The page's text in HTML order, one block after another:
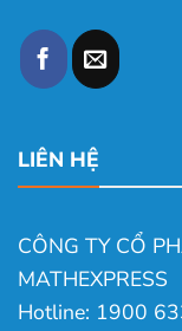
LIÊN HỆ
CÔNG TY CỔ
MATHEXPRESS
Hotline: 1900